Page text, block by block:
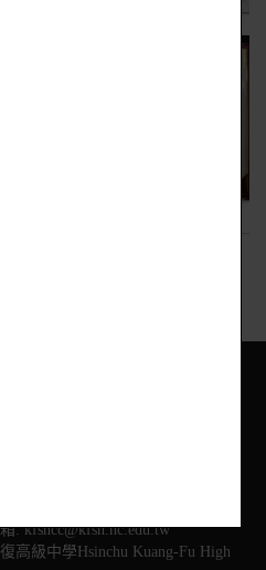
575-3564
575-3595
: kfshcc@kfsh.hc.edu.tw
高級中學Hsinchu Kuang-Fu High